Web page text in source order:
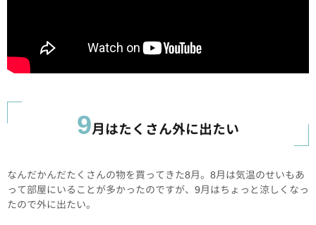
9月はたくさん外に出たい
なんだかんだたくさんの物を買ってきた8月。8月は気温のせいもあ
って部屋にいることが多かったのですが、9月はちょっと涼しくなっ
たので外に出たい。